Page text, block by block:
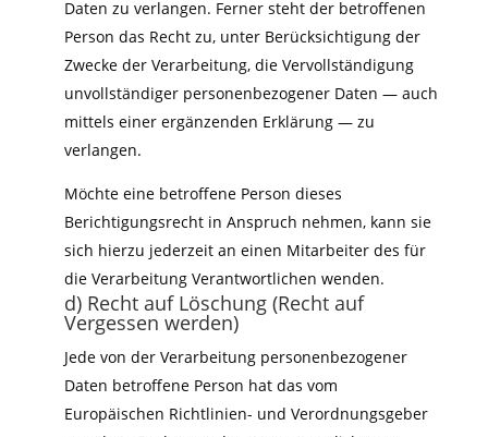
Daten zu verlangen. Ferner steht der betroffenen
Person das Recht zu, unter Berücksichtigung der
Zwecke der Verarbeitung, die Vervollständigung
unvollständiger personenbezogener Daten — auch
mittels einer ergänzenden Erklärung — zu
verlangen.
Möchte eine betroffene Person dieses
Berichtigungsrecht in Anspruch nehmen, kann sie
sich hierzu jederzeit an einen Mitarbeiter des für
die Verarbeitung Verantwortlichen wenden.
d) Recht auf Löschung (Recht auf
Vergessen werden)
Jede von der Verarbeitung personenbezogener
Daten betroffene Person hat das vom
Europäischen Richtlinien- und Verordnungsgeber